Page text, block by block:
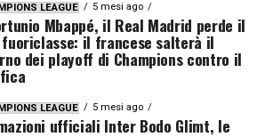
LEAGUE 5 mesi ago
Mbappé, il Real Madrid perde il
fuoriclasse: il francese salterà il
dei playoff di Champions contro il
LEAGUE 5 mesi ago
ufficiali Inter Bodo Glimt, le